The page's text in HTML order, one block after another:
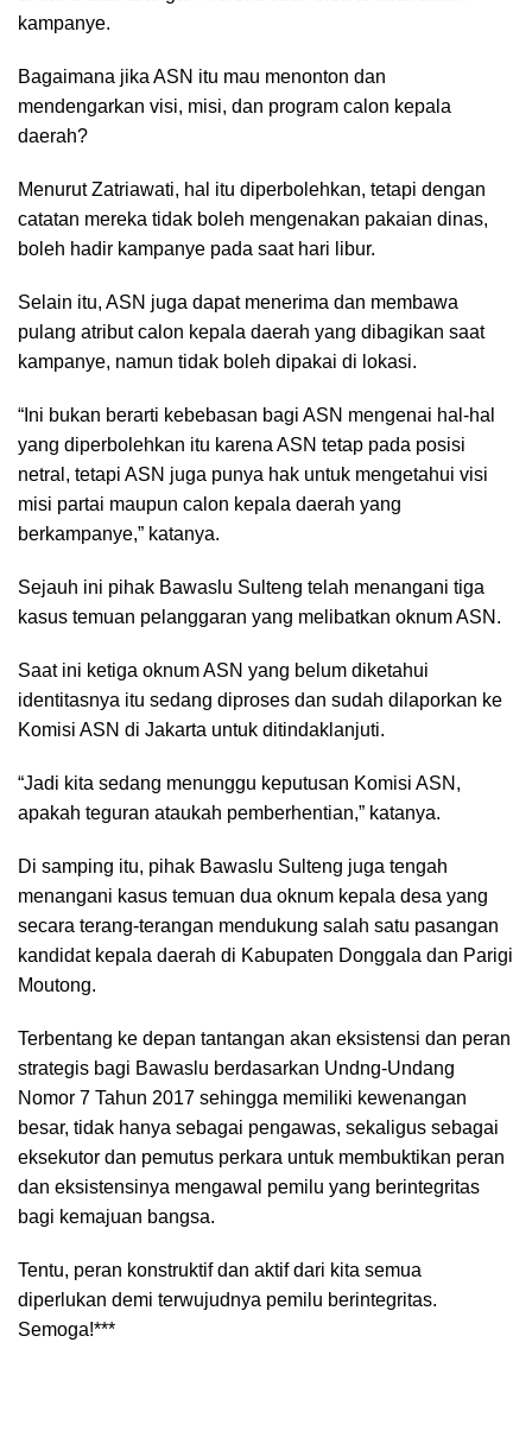
kampanye.
Bagaimana jika ASN itu mau menonton dan
mendengarkan visi, misi, dan program calon kepala
daerah?
Menurut Zatriawati, hal itu diperbolehkan, tetapi dengan
catatan mereka tidak boleh mengenakan pakaian dinas,
boleh hadir kampanye pada saat hari libur.
Selain itu, ASN juga dapat menerima dan membawa
pulang atribut calon kepala daerah yang dibagikan saat
kampanye, namun tidak boleh dipakai di lokasi.
“Ini bukan berarti kebebasan bagi ASN mengenai hal-hal
yang diperbolehkan itu karena ASN tetap pada posisi
netral, tetapi ASN juga punya hak untuk mengetahui visi
misi partai maupun calon kepala daerah yang
berkampanye,” katanya.
Sejauh ini pihak Bawaslu Sulteng telah menangani tiga
kasus temuan pelanggaran yang melibatkan oknum ASN.
Saat ini ketiga oknum ASN yang belum diketahui
identitasnya itu sedang diproses dan sudah dilaporkan ke
Komisi ASN di Jakarta untuk ditindaklanjuti.
“Jadi kita sedang menunggu keputusan Komisi ASN,
apakah teguran ataukah pemberhentian,” katanya.
Di samping itu, pihak Bawaslu Sulteng juga tengah
menangani kasus temuan dua oknum kepala desa yang
secara terang-terangan mendukung salah satu pasangan
kandidat kepala daerah di Kabupaten Donggala dan Parigi
Moutong.
Terbentang ke depan tantangan akan eksistensi dan peran
strategis bagi Bawaslu berdasarkan Undng-Undang
Nomor 7 Tahun 2017 sehingga memiliki kewenangan
besar, tidak hanya sebagai pengawas, sekaligus sebagai
eksekutor dan pemutus perkara untuk membuktikan peran
dan eksistensinya mengawal pemilu yang berintegritas
bagi kemajuan bangsa.
Tentu, peran konstruktif dan aktif dari kita semua
diperlukan demi terwujudnya pemilu berintegritas.
Semoga!***